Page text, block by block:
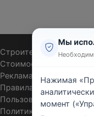
Строительные тендеры
Стоимость работ
Реклама
Правила
Пользовательское
Политика
Мы
Нажимая
момент